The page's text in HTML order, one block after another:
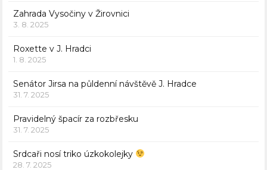
Zahrada Vysočiny v Žirovnici
3. 8. 2025
Roxette v J. Hradci
1. 8. 2025
Senátor Jirsa na půldenní návštěvě J. Hradce
31. 7. 2025
Pravidelný špacír za rozbřesku
31. 7. 2025
Srdcaři nosí triko úzkokolejky
28. 7. 2025